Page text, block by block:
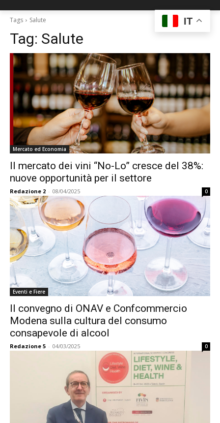
Tags Salute
Tag: Salute
Mercato ed Economia
Il mercato dei vini “No-Lo” cresce del 38%:
nuove opportunità per il settore
Redazione 2 - 08/04/2025 0
Eventi e Fiere
Il convegno di ONAV e Confcommercio
Modena sulla cultura del consumo
consapevole di alcool
Redazione 5 - 04/03/2025 0
IT